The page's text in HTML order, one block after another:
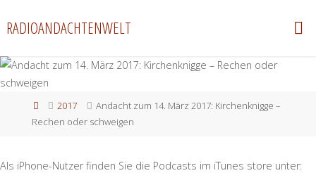
Inhalt
RADIOANDACHTENWELT
Start2017
Andacht zum 14. März 2017: Kirchenknigge –
Rechen oder schweigen
Als iPhone-Nutzer finden Sie die Podcasts im iTunes store unter: